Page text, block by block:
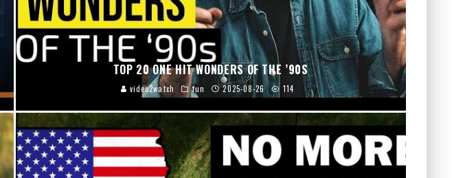
TOP 20 ONE HIT WONDERS OF THE ’90S
video2watch fun 2025-08-26 114